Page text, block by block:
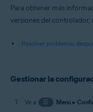
Para obtener más
versiones del controlador,
Resolver problemas
Gestionar la
Ve a ☰ Menú▸